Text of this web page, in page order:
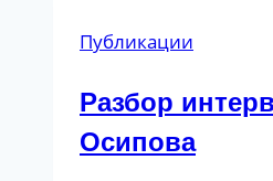
Публикации
Разбор
Осипова